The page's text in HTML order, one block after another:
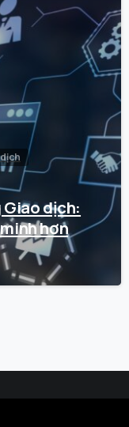
0
Giao dịch:
hơn